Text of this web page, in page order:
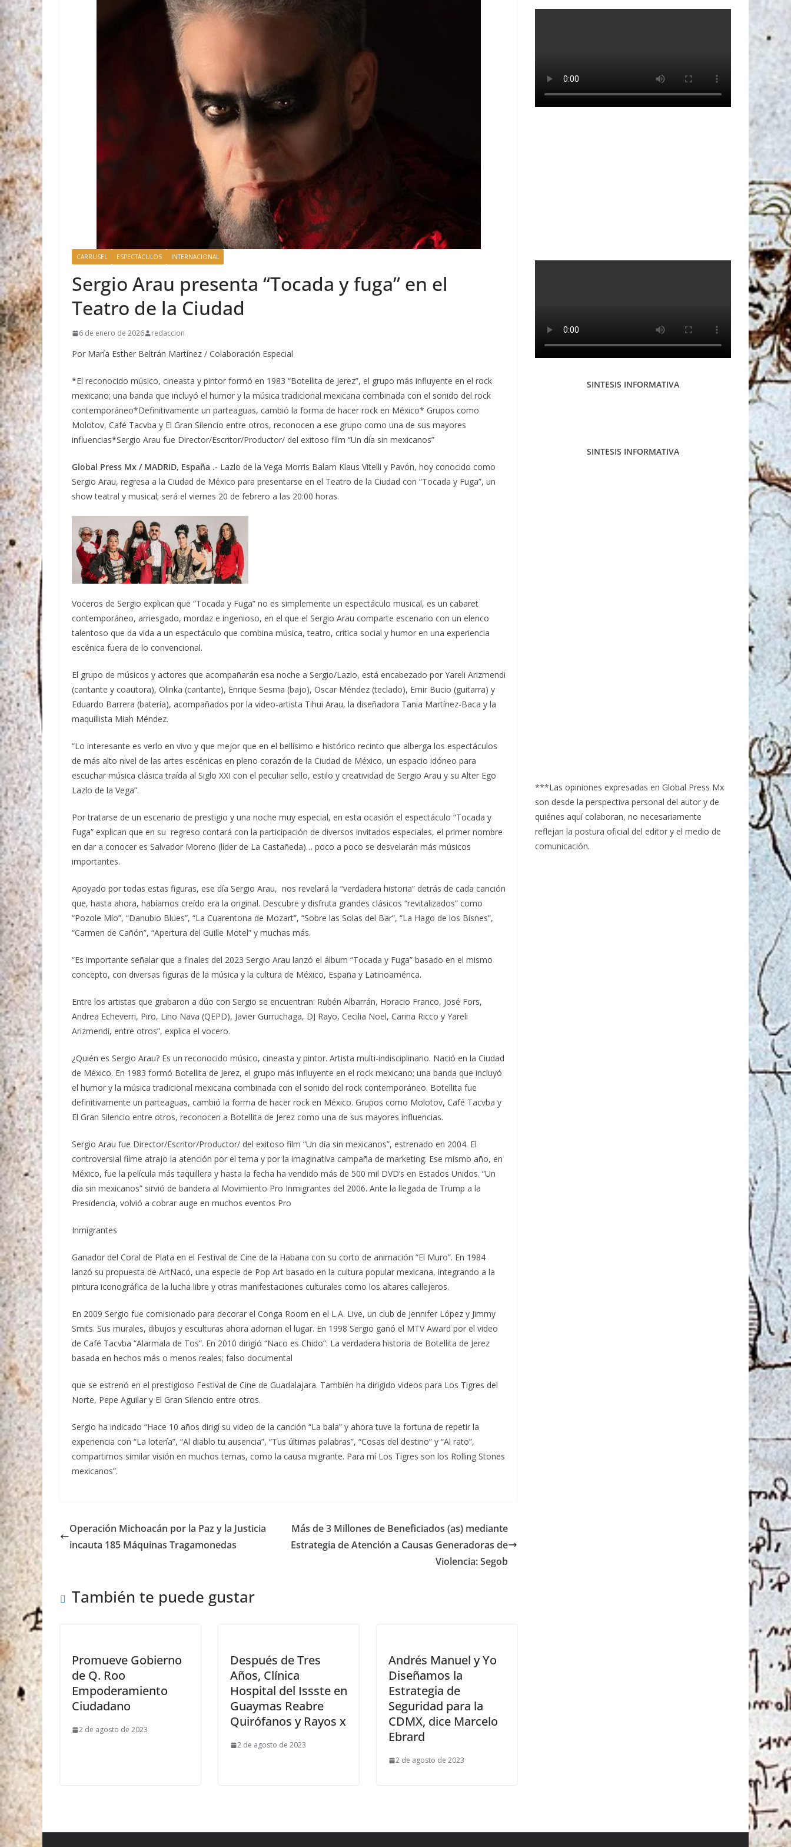
principales países exportadores de cerveza y, de esta
manera, superó ampliamente a Países Bajos, Bélgica y
mexicana se encuentran Estados Unidos, con 6 mil 046 mdd;
República Dominicana, con 49 mdd; España, con 39 mdd;
Perú, con 37 mdd y Panamá, con 32 mdd, al cierre de 2025. A
ellos se suman Países Bajos, con 31 mdd; Guatemala, con 27
mdd; Puerto Rico, con 20 mdd; Honduras, con 14 mdd; El
Salvador, con 13 mdd y otras naciones, con 173 mdd. En el
Día Internacional de la Cerveza, que es celebrado cada
primer viernes de agosto, indica que México sostuvo un
volumen promedio anual de 4 mil 316 millones de litros en
los últimos cinco años, es decir, pasó de enviar 4 mil 253
millones de litros a 4 mil 285 millones de litros. Estos
resultados reflejan la capacidad productiva —en particular de
las y los productores mexicanos de cereales malteados
como cebada, trigo y maíz—, la calidad e inocuidad de la
agroindustria mexicana y el trabajo conjunto con las
autoridades federales y estatales para fortalecer la
competitividad y ampliar la presencia de los productos
mexicanos en los mercados internacionales. La Secretaría de
Agricultura y Desarrollo Rural, encabezada por Columba
programas y proyectos que fortalezcan la productividad, la
innovación y la competitividad de la cadena productiva de
cerveza, por los distintos beneficios a la economía familiar y
Fracking, solo si hay pleno respeto al medio ambiente y
Ex gobernador Ángel Aguirre ordenó destruir videos clave del
caso Ayotzinapa
CARRUSEL ESPECTÁCULOS INTERNACIONAL
Sergio Arau presenta “Tocada y fuga” en el
Teatro de la Ciudad
6 de enero de 2026 redaccion
Por María Esther Beltrán Martínez / Colaboración Especial
*El reconocido músico, cineasta y pintor formó en 1983 “Botellita de Jerez”, el grupo más influyente en el rock
mexicano; una banda que incluyó el humor y la música tradicional mexicana combinada con el sonido del rock
contemporáneo*Definitivamente un parteaguas, cambió la forma de hacer rock en México* Grupos como
Molotov, Café Tacvba y El Gran Silencio entre otros, reconocen a ese grupo como una de sus mayores
influencias*Sergio Arau fue Director/Escritor/Productor/ del exitoso film “Un día sin mexicanos”
Global Press Mx / MADRID, España .- Lazlo de la Vega Morris Balam Klaus Vitelli y Pavón, hoy conocido como
Sergio Arau, regresa a la Ciudad de México para presentarse en el Teatro de la Ciudad con “Tocada y Fuga”, un
show teatral y musical; será el viernes 20 de febrero a las 20:00 horas.
Voceros de Sergio explican que “Tocada y Fuga” no es simplemente un espectáculo musical, es un cabaret
contemporáneo, arriesgado, mordaz e ingenioso, en el que el Sergio Arau comparte escenario con un elenco
talentoso que da vida a un espectáculo que combina música, teatro, crítica social y humor en una experiencia
escénica fuera de lo convencional.
El grupo de músicos y actores que acompañarán esa noche a Sergio/Lazlo, está encabezado por Yareli Arizmendi
(cantante y coautora), Olinka (cantante), Enrique Sesma (bajo), Oscar Méndez (teclado), Emir Bucio (guitarra) y
Eduardo Barrera (batería), acompañados por la video-artista Tihui Arau, la diseñadora Tania Martínez-Baca y la
maquillista Miah Méndez.
“Lo interesante es verlo en vivo y que mejor que en el bellísimo e histórico recinto que alberga los espectáculos
de más alto nivel de las artes escénicas en pleno corazón de la Ciudad de México, un espacio idóneo para
escuchar música clásica traída al Siglo XXI con el peculiar sello, estilo y creatividad de Sergio Arau y su Alter Ego
Lazlo de la Vega”.
Por tratarse de un escenario de prestigio y una noche muy especial, en esta ocasión el espectáculo “Tocada y
Fuga” explican que en su regreso contará con la participación de diversos invitados especiales, el primer nombre
en dar a conocer es Salvador Moreno (líder de La Castañeda)… poco a poco se desvelarán más músicos
importantes.
Apoyado por todas estas figuras, ese día Sergio Arau, nos revelará la “verdadera historia” detrás de cada canción
que, hasta ahora, habíamos creído era la original. Descubre y disfruta grandes clásicos “revitalizados” como
“Pozole Mío”, “Danubio Blues”, “La Cuarentona de Mozart”, “Sobre las Solas del Bar”, “La Hago de los Bisnes”,
“Carmen de Cañón”, “Apertura del Guille Motel” y muchas más.
“Es importante señalar que a finales del 2023 Sergio Arau lanzó el álbum “Tocada y Fuga” basado en el mismo
concepto, con diversas figuras de la música y la cultura de México, España y Latinoamérica.
Entre los artistas que grabaron a dúo con Sergio se encuentran: Rubén Albarrán, Horacio Franco, José Fors,
Andrea Echeverri, Piro, Lino Nava (QEPD), Javier Gurruchaga, DJ Rayo, Cecilia Noel, Carina Ricco y Yareli
Arizmendi, entre otros”, explica el vocero.
¿Quién es Sergio Arau? Es un reconocido músico, cineasta y pintor. Artista multi-indisciplinario. Nació en la Ciudad
de México. En 1983 formó Botellita de Jerez, el grupo más influyente en el rock mexicano; una banda que incluyó
el humor y la música tradicional mexicana combinada con el sonido del rock contemporáneo. Botellita fue
definitivamente un parteaguas, cambió la forma de hacer rock en México. Grupos como Molotov, Café Tacvba y
El Gran Silencio entre otros, reconocen a Botellita de Jerez como una de sus mayores influencias.
Sergio Arau fue Director/Escritor/Productor/ del exitoso film “Un día sin mexicanos”, estrenado en 2004. El
controversial filme atrajo la atención por el tema y por la imaginativa campaña de marketing. Ese mismo año, en
México, fue la película más taquillera y hasta la fecha ha vendido más de 500 mil DVD’s en Estados Unidos. “Un
día sin mexicanos” sirvió de bandera al Movimiento Pro Inmigrantes del 2006. Ante la llegada de Trump a la
Presidencia, volvió a cobrar auge en muchos eventos Pro
Inmigrantes
Ganador del Coral de Plata en el Festival de Cine de la Habana con su corto de animación “El Muro”. En 1984
lanzó su propuesta de ArtNacó, una especie de Pop Art basado en la cultura popular mexicana, integrando a la
pintura iconográfica de la lucha libre y otras manifestaciones culturales como los altares callejeros.
En 2009 Sergio fue comisionado para decorar el Conga Room en el L.A. Live, un club de Jennifer López y Jimmy
Smits. Sus murales, dibujos y esculturas ahora adornan el lugar. En 1998 Sergio ganó el MTV Award por el video
de Café Tacvba “Alarmala de Tos”. En 2010 dirigió “Naco es Chido”: La verdadera historia de Botellita de Jerez
basada en hechos más o menos reales; falso documental
que se estrenó en el prestigioso Festival de Cine de Guadalajara. También ha dirigido videos para Los Tigres del
Norte, Pepe Aguilar y El Gran Silencio entre otros.
Sergio ha indicado “Hace 10 años dirigí su video de la canción “La bala” y ahora tuve la fortuna de repetir la
experiencia con “La lotería”, “Al diablo tu ausencia”, “Tus últimas palabras”, “Cosas del destino” y “Al rato”,
compartimos similar visión en muchos temas, como la causa migrante. Para mí Los Tigres son los Rolling Stones
mexicanos”.
Operación Michoacán por la Paz y la Justicia
incauta 185 Máquinas Tragamonedas
Más de 3 Millones de Beneficiados (as) mediante
Estrategia de Atención a Causas Generadoras de
Violencia: Segob
También te puede gustar
Promueve Gobierno
de Q. Roo
Empoderamiento
Ciudadano
2 de agosto de 2023
Después de Tres
Años, Clínica
Hospital del Issste en
Guaymas Reabre
Quirófanos y Rayos x
2 de agosto de 2023
Andrés Manuel y Yo
Diseñamos la
Estrategia de
Seguridad para la
CDMX, dice Marcelo
Ebrard
2 de agosto de 2023
SINTESIS INFORMATIVA
SINTESIS INFORMATIVA
***Las opiniones expresadas en Global Press Mx
son desde la perspectiva personal del autor y de
quiénes aquí colaboran, no necesariamente
reflejan la postura oficial del editor y el medio de
comunicación.